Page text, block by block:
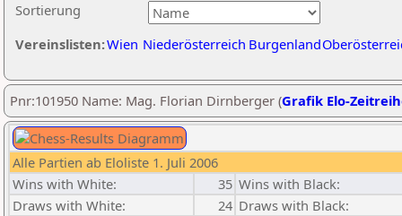
Sortierung
Vereinslisten:Wien Niederösterreich Burgenland
Pnr:101950 Name: Mag. Florian Dirnberger (Grafik Elo-
Alle Partien ab Eloliste 1. Juli 2006
Wins with White:
35 Wins with Black:
Draws with White:
24 Draws with Black: